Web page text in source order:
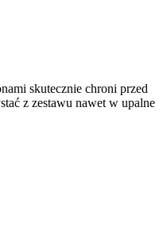
skutecznie chroni przed
z zestawu nawet w upalne